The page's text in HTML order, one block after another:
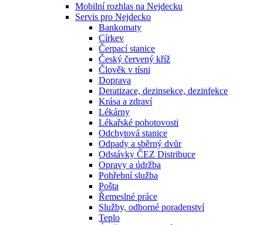
Mobilní rozhlas na Nejdecku
Servis pro Nejdecko
Bankomaty
Církev
Čerpací stanice
Český červený kříž
Člověk v tísni
Doprava
Deratizace, dezinsekce, dezinfekce
Krása a zdraví
Lékárny
Lékařské pohotovosti
Odchytová stanice
Odpady a sběrný dvůr
Odstávky ČEZ Distribuce
Opravy a údržba
Pohřební služba
Pošta
Řemeslné práce
Služby, odborné poradenství
Teplo